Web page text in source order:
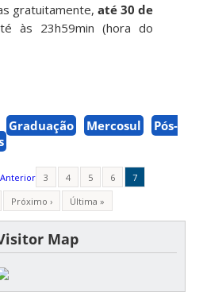
gratuitamente, até 30 de
às 23h59min (hora do
Graduação Mercosul
Pós-
Anterior 3 4 5 6
7
Próximo › Última »
Map